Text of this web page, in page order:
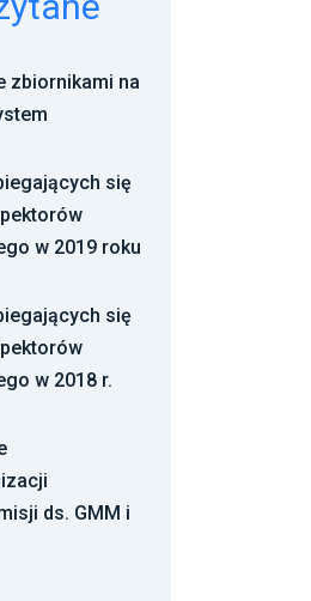
zbiornikami na
się
w 2019 roku
się
w 2018 r.
ds. GMM i